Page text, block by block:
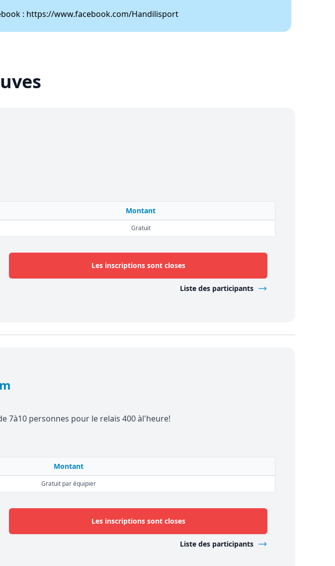
: https://www.facebook.com/Handilisport
Montant
Gratuit
Les inscriptions sont closes
Liste des participants
7à10 personnes pour le relais 400 àl'heure!
Montant
Gratuit par équipier
Les inscriptions sont closes
Liste des participants